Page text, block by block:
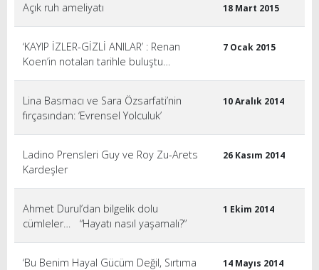
Açık ruh ameliyatı 18 Mart 2015
‘KAYIP İZLER-GİZLİ ANILAR’ : Renan
Koen’in notaları tarihle buluştu…
7 Ocak 2015
Lina Basmacı ve Sara Özsarfati’nin
fırçasından: ‘Evrensel Yolculuk’
10 Aralık 2014
Ladino Prensleri Guy ve Roy Zu-Arets
Kardeşler
26 Kasım 2014
Ahmet Durul’dan bilgelik dolu
cümleler… “Hayatı nasıl yaşamalı?”
1 Ekim 2014
‘Bu Benim Hayal Gücüm Değil, Sırtıma
14 Mayıs 2014